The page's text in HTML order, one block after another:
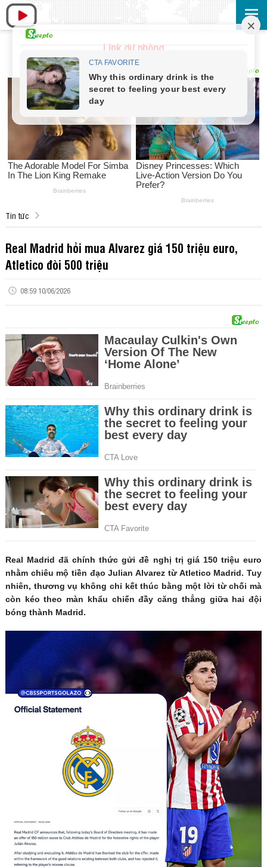
Link dự phòng
Tin tức
Real Madrid hỏi mua Alvarez giá 150 triệu euro,
Atletico đòi 500 triệu
08:59 10/06/2026
Real Madrid đã chính thức gửi đề nghị trị giá 150 triệu euro
nhằm chiêu mộ tiền đạo Julian Alvarez từ Atletico Madrid. Tuy
nhiên, thương vụ không chỉ kết thúc bằng một lời từ chối mà
còn kéo theo màn khẩu chiến đầy căng thẳng giữa hai đội
bóng thành Madrid.